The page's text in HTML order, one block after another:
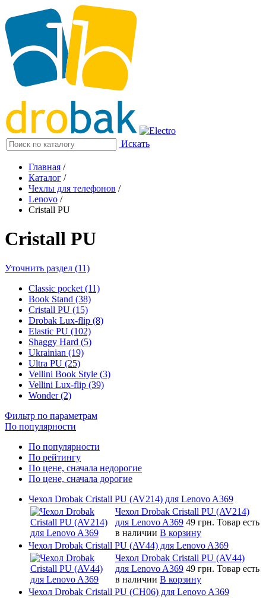
Искать
Главная /
Каталог /
Чехлы для телефонов /
Lenovo /
Cristall PU
Cristall PU
Уточнить раздел (11)
Classic pocket (11)
Book Stand (38)
Cristall PU (15)
Drobak Lux-flip (8)
Elastic PU (102)
Shaggy Hard (5)
Ukrainian (19)
Ultra PU (25)
Vellini Book Style (3)
Vellini Lux-flip (39)
Wonder (2)
Фильтр по параметрам
По популярности
По популярности
По рейтингу
По цене, сначала недорогие
По цене, сначала дорогие
Чехол Drobak Cristall PU (AV214) для Lenovo A369
Чехол Drobak Cristall PU (AV214)
для Lenovo A369 49 грн. Товар есть
в наличии В корзину
Чехол Drobak Cristall PU (AV44) для Lenovo A369
Чехол Drobak Cristall PU (AV44)
для Lenovo A369 49 грн. Товар есть
в наличии В корзину
Чехол Drobak Cristall PU (CH06) для Lenovo A369